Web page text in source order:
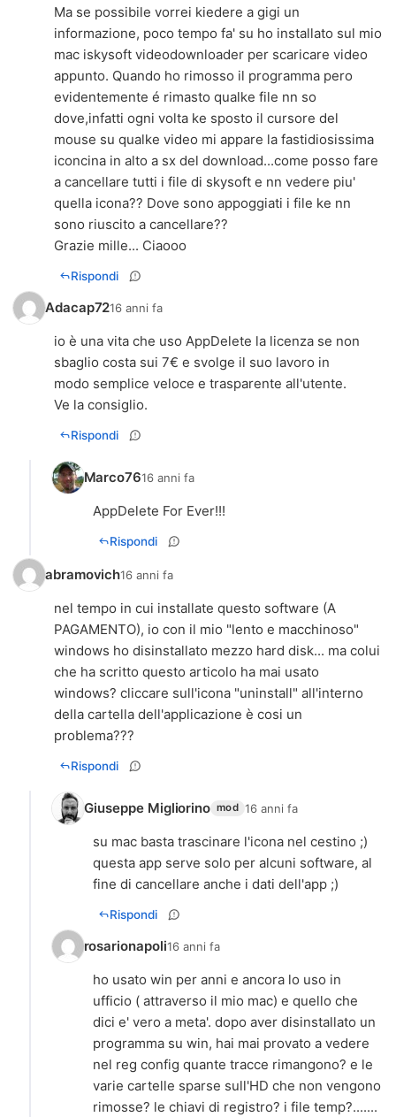
Ma se possibile vorrei kiedere a gigi un
informazione, poco tempo fa' su ho installato sul mio
mac iskysoft videodownloader per scaricare video
appunto. Quando ho rimosso il programma pero
evidentemente é rimasto qualke file nn so
dove,infatti ogni volta ke sposto il cursore del
mouse su qualke video mi appare la fastidiosissima
iconcina in alto a sx del download...come posso fare
a cancellare tutti i file di skysoft e nn vedere piu'
quella icona?? Dove sono appoggiati i file ke nn
sono riuscito a cancellare??
Grazie mille... Ciaooo
Rispondi
Adacap7216 anni fa
io è una vita che uso AppDelete la licenza se non
sbaglio costa sui 7€ e svolge il suo lavoro in
modo semplice veloce e trasparente all'utente.
Ve la consiglio.
Rispondi
Marco7616 anni fa
AppDelete For Ever!!!
Rispondi
abramovich16 anni fa
nel tempo in cui installate questo software (A
PAGAMENTO), io con il mio "lento e macchinoso"
windows ho disinstallato mezzo hard disk... ma colui
che ha scritto questo articolo ha mai usato
windows? cliccare sull'icona "uninstall" all'interno
della cartella dell'applicazione è cosi un
problema???
Rispondi
Giuseppe Migliorino mod 16 anni fa
su mac basta trascinare l'icona nel cestino ;)
questa app serve solo per alcuni software, al
fine di cancellare anche i dati dell'app ;)
Rispondi
rosarionapoli16 anni fa
ho usato win per anni e ancora lo uso in
ufficio ( attraverso il mio mac) e quello che
dici e' vero a meta'. dopo aver disinstallato un
programma su win, hai mai provato a vedere
nel reg config quante tracce rimangono? e le
varie cartelle sparse sull'HD che non vengono
rimosse? le chiavi di registro? i file temp?.......